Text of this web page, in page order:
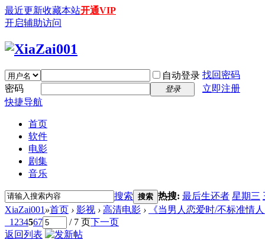
最近更新收藏本站开通VIP
开启辅助访问
自动登录 找回密码
密码
登录
立即注册
快捷导航
首页
软件
电影
剧集
音乐
搜索 搜索 热搜: 最后生还者 星期三
XiaZai001 »首页 › 影视 › 高清电影 ›
《当男人恋爱时/不标准情
1 234567 / 7 页下一页
返回列表